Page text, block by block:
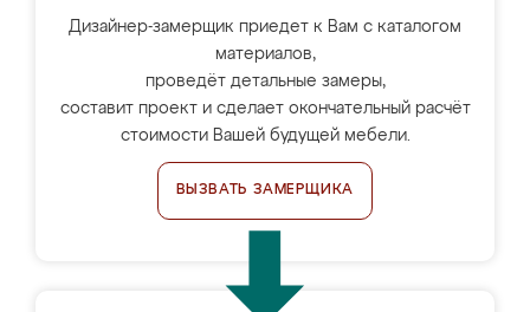
Дизайнер-замерщик приедет к Вам с каталогом
материалов,
проведёт детальные замеры,
составит проект и сделает окончательный расчёт
стоимости Вашей будущей мебели.
ВЫЗВАТЬ ЗАМЕРЩИКА